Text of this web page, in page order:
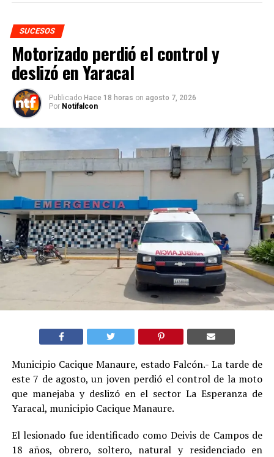
SUCESOS
Motorizado perdió el control y
deslizó en Yaracal
Publicado Hace 18 horas on agosto 7, 2026
Por Notifalcon
Municipio Cacique Manaure, estado Falcón.- La tarde de
este 7 de agosto, un joven perdió el control de la moto
que manejaba y deslizó en el sector La Esperanza de
Yaracal, municipio Cacique Manaure.
El lesionado fue identificado como Deivis de Campos de
18 años, obrero, soltero, natural y residenciado en